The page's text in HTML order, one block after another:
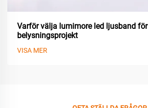
Varför välja lumimore led ljusband
belysningsprojekt
VISA MER